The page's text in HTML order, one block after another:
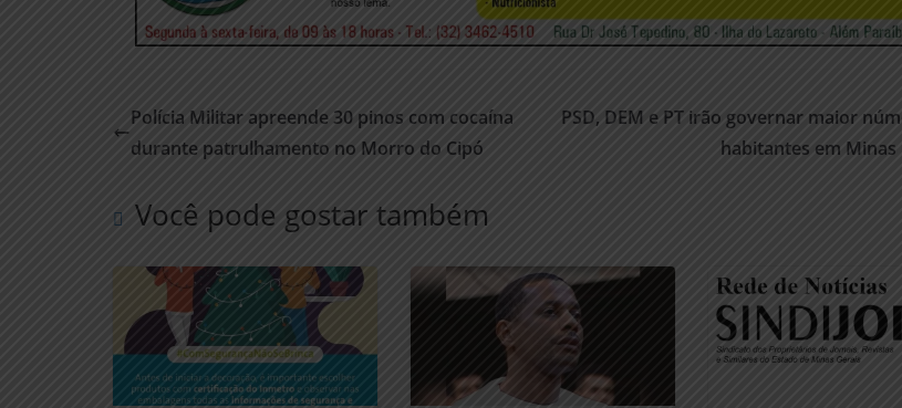
Polícia Militar apreende 30 pinos com cocaína
durante patrulhamento no Morro do Cipó
PSD, DEM e PT irão governar maior
habitantes em Minas
Você pode gostar também